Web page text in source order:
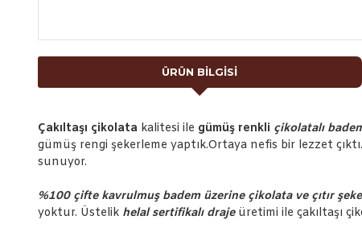
ÜRÜN BILGISI
Çakıltaşı çikolata kalitesi ile gümüş renkli çikolatalı
gümüş rengi şekerleme yaptık.Ortaya nefis bir lezzet çıktı.
sunuyor.
%100 çifte kavrulmuş badem üzerine çikolata ve çıtır
yoktur. Üstelik helal sertifikalı drajeüretimi ile çakıltaşı